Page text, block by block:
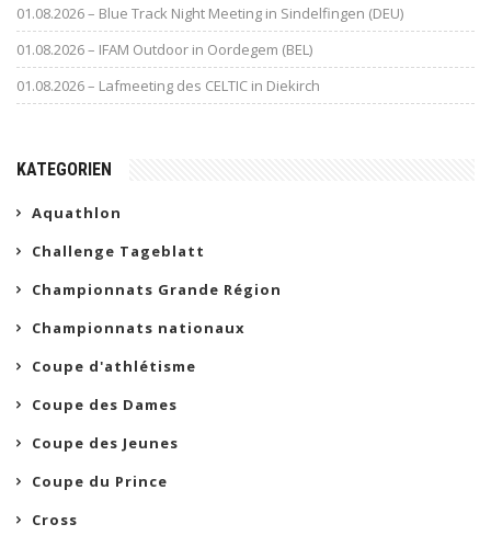
01.08.2026 – Blue Track Night Meeting in Sindelfingen (DEU)
01.08.2026 – IFAM Outdoor in Oordegem (BEL)
01.08.2026 – Lafmeeting des CELTIC in Diekirch
KATEGORIEN
Aquathlon
Challenge Tageblatt
Championnats Grande Région
Championnats nationaux
Coupe d'athlétisme
Coupe des Dames
Coupe des Jeunes
Coupe du Prince
Cross